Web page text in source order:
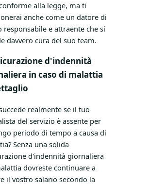
alla legge, ma ti
anche come un datore di
responsabile e attraente che si
davvero cura del suo team.
d'indennità
in caso di malattia
realmente se il tuo
del servizio è assente per
periodo di tempo a causa di
Senza una solida
d'indennità giornaliera
dovreste continuare a
il vostro salario secondo la